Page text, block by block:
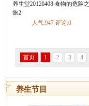
养生堂20120408 食物的危险之
旅2
人气:947 评论:0
首页 1 2 3 4
养生节目